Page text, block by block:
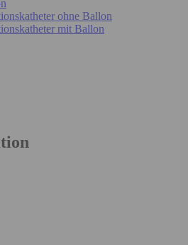
ohne Ballon
mit Ballon